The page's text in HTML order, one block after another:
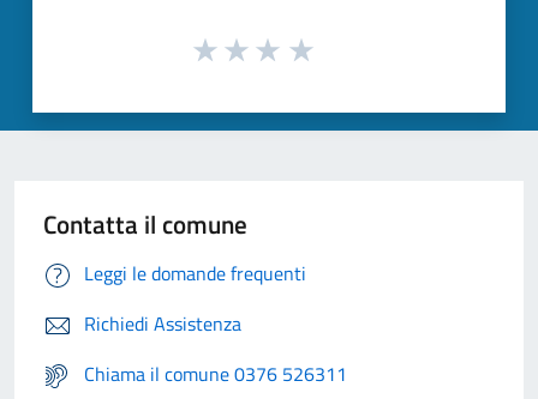
Contatta il comune
Leggi le domande frequenti
Richiedi Assistenza
Chiama il comune 0376 526311